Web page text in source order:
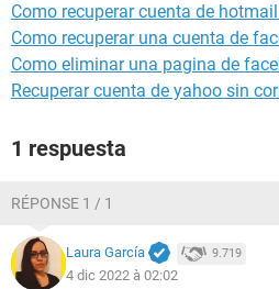
Como recuperar cuenta de
Como recuperar una cuenta de
Como eliminar una pagina de
Recuperar cuenta de yahoo sin
1 respuesta
RÉPONSE 1 / 1
Laura García 9.719
4 dic 2022 à 02:02